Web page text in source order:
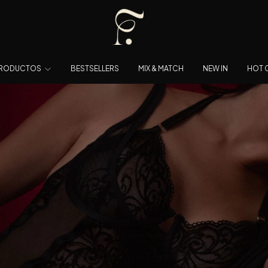
BESTSELLERS MIX & MATCH NEW IN HOT